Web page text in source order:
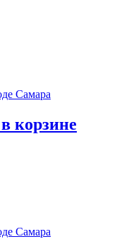
корзине